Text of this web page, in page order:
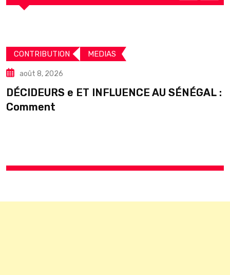
CONTRIBUTION MEDIAS
août 8, 2026
DÉCIDEURS e ET INFLUENCE AU SÉNÉGAL :
Comment